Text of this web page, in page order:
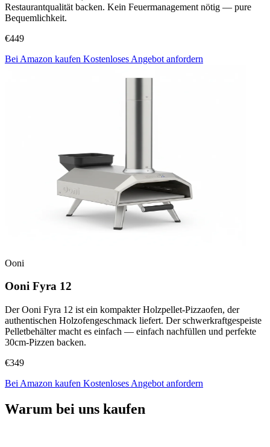
Restaurantqualität backen. Kein Feuermanagement nötig — pure
Bequemlichkeit.
€449
Bei Amazon kaufen Kostenloses Angebot anfordern
Ooni
Ooni Fyra 12
Der Ooni Fyra 12 ist ein kompakter Holzpellet-Pizzaofen, der
authentischen Holzofengeschmack liefert. Der schwerkraftgespeiste
Pelletbehälter macht es einfach — einfach nachfüllen und perfekte
30cm-Pizzen backen.
€349
Bei Amazon kaufen Kostenloses Angebot anfordern
Warum bei uns kaufen